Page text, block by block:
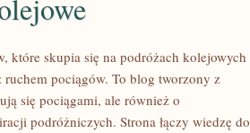
które skupia się na podróżach kolejowych
pociągów. To blog tworzony z
się pociągami, ale również o
podróżniczych. Strona łączy wiedzę do